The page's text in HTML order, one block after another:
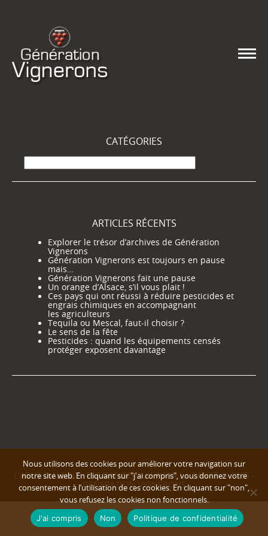
CATÉGORIES
Catégories
ARTICLES RÉCENTS
Explorer le trésor d’archives de Génération
Vignerons
Génération Vignerons est toujours en pause
mais…
Génération Vignerons fait une pause
Un orange d’Alsace, s’il vous plait !
Ces pays qui ont réussi à réduire pesticides et
engrais chimiques en accompagnant
les agriculteurs
Tequila ou Mescal, faut-il choisir ?
Le sens de la fête
Pesticides : quand les équipements censés
protéger exposent davantage
L'ABUS D'ALCOOL EST DANGEREUX POUR LA SANTÉ © 2025 -
GENERATION VIGNERONS
Nous utilisons des cookies pour améliorer votre navigation sur
notre site web. En cliquant sur "j'ai compris", vous donnez votre
consentement à l’utilisation de ces cookies. En cliquant sur "non",
vous refusez les cookies non fonctionnels.
J'ai compris Non Politique de confidentialité